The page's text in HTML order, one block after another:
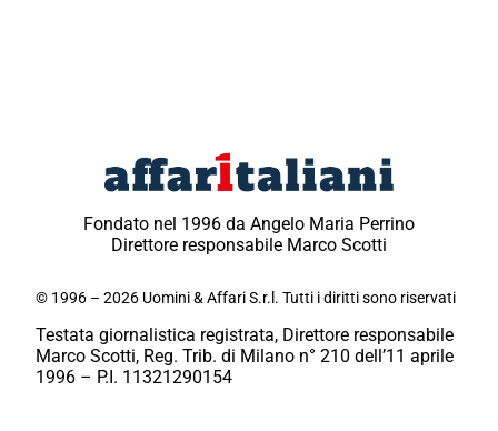
Fondato nel 1996 da Angelo Maria Perrino
Direttore responsabile Marco Scotti
© 1996 – 2026 Uomini & Affari S.r.l. Tutti i diritti sono riservati
Testata giornalistica registrata, Direttore responsabile
Marco Scotti, Reg. Trib. di Milano n° 210 dell’11 aprile
1996 – P.I. 11321290154